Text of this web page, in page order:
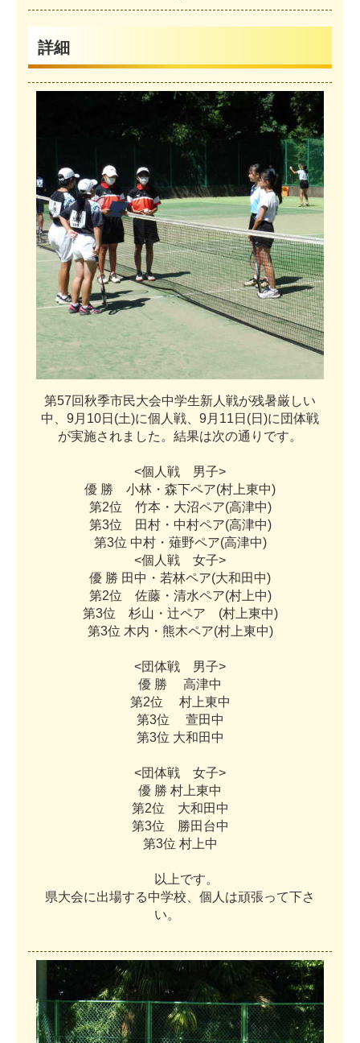
詳細
第57回秋季市民大会中学生新 人 戦が残暑厳しい
中
9月 10日 (土)に個 人 戦 9月 11 日 (日 )に 団体戦
が実施さ れま した 。 結果は次の通 り です。
<個 人 戦 男子>
優 勝 小林 ・ 森下ペア(村 上東中)
第2位 竹本 ・ 大沼ペア(高津中)
第3位 田村・ 中村ペア(高津中)
第3位 中村・ 薙野ペア(高津中)
<個 人 戦 女子>
優 勝 田 中 ・ 若林ペア(大和田 中)
第2位 佐藤・ 清水ペア(村上中)
第3位 杉山 ・ 辻ペア (村上東中)
第3位 木内 ・ 熊木ペア(村上東中)
<団体戦 男子>
優 勝 高津中
第2位 村上東中
第3位 萱田 中
第3位 大和田 中
<団体戦 女子>
優 勝 村 上東中
第2位 大和田 中
第3位 勝田 台中
第3位 村上中
以 上です。
県大会に出場する中学校 個 人 は頑張って下さ
い。